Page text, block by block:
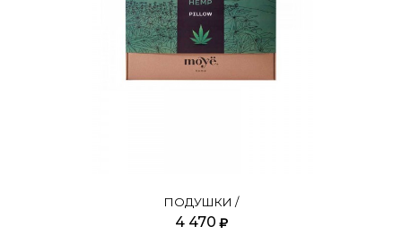
4 470
ПОДУШКИ /